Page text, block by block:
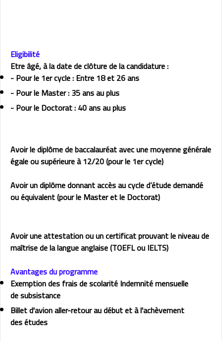
Eligibilité
Etre âgé, à la date de clôture de la candidature :
- Pour le 1er cycle : Entre 18 et 26 ans
- Pour le Master : 35 ans au plus
- Pour le Doctorat : 40 ans au plus
Avoir le diplôme de baccalauréat avec une moyenne générale
égale ou supérieure à 12/20 (pour le 1er cycle)
Avoir un diplôme donnant accès au cycle d’étude demandé
ou équivalent (pour le Master et le Doctorat)
Avoir une attestation ou un certificat prouvant le niveau de
maîtrise de la langue anglaise (TOEFL ou IELTS)
Avantages du programme
Exemption des frais de scolarité Indemnité mensuelle
de subsistance
Billet d'avion aller-retour au début et à l'achèvement
des études